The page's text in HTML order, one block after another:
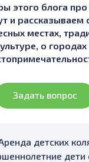
этого блога про
и рассказываем
местах,
о городах
Задать вопрос
детских
дети